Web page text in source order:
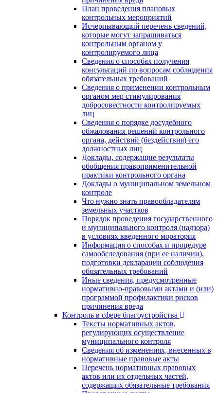
План проведения плановых
контрольных мероприятий
Исчерпывающий перечень сведений,
которые могут запрашиваться
контрольным органом у
контролируемого лица
Сведения о способах получения
консультаций по вопросам соблюдения
обязательных требований
Сведения о применении контрольным
органом мер стимулирования
добросовестности контролируемых
лиц
Сведения о порядке досудебного
обжалования решений контрольного
органа, действий (бездействия) его
должностных лиц
Доклады, содержащие результаты
обобщения правоприменительной
практики контрольного органа
Доклады о муниципальном земельном
контроле
Что нужно знать правообладателям
земельных участков
Порядок проведения государственного
и муниципального контроля (надзора)
в условиях введенного моратория
Информация о способах и процедуре
самообследования (при ее наличии),
подготовки декларации соблюдения
обязательных требований
Иные сведения, предусмотренные
нормативно-правовыми актами и (или)
программой профилактики рисков
причинения вреда
Контроль в сфере благоустройства
Тексты нормативных актов,
регулирующих осуществление
муниципального контроля
Сведения об изменениях, внесенных в
нормативные правовые акты
Перечень нормативных правовых
актов или их отдельных частей,
содержащих обязательные требования